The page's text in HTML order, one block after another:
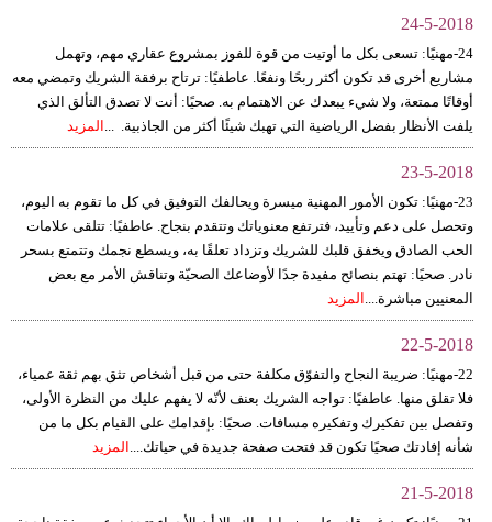
24-5-2018
24-مهنيًا: تسعى بكل ما أوتيت من قوة للفوز بمشروع عقاري مهم، وتهمل
مشاريع أخرى قد تكون أكثر ربحًا ونفعًا. عاطفيًا: ترتاح برفقة الشريك وتمضي معه
أوقاتًا ممتعة، ولا شيء يبعدك عن الاهتمام به. صحيًا: أنت لا تصدق التألق الذي
يلفت الأنظار بفضل الرياضية التي تهبك شيئًا أكثر من الجاذبية. ... المزيد
23-5-2018
23-مهنيًا: تكون الأمور المهنية ميسرة ويحالفك التوفيق في كل ما تقوم به اليوم،
وتحصل على دعم وتأييد، فترتفع معنوياتك وتتقدم بنجاح. عاطفيًا: تتلقى علامات
الحب الصادق ويخفق قلبك للشريك وتزداد تعلقًا به، ويسطع نجمك وتتمتع بسحر
نادر. صحيًا: تهتم بنصائح مفيدة جدًا لأوضاعك الصحيّة وتناقش الأمر مع بعض
المعنيين مباشرة.... المزيد
22-5-2018
22-مهنيًا: ضريبة النجاح والتفوّق مكلفة حتى من قبل أشخاص تثق بهم ثقة عمياء،
فلا تقلق منها. عاطفيًا: تواجه الشريك بعنف لأنّه لا يفهم عليك من النظرة الأولى،
وتفصل بين تفكيرك وتفكيره مسافات. صحيًا: بإقدامك على القيام بكل ما من
شأنه إفادتك صحيًا تكون قد فتحت صفحة جديدة في حياتك.... المزيد
21-5-2018